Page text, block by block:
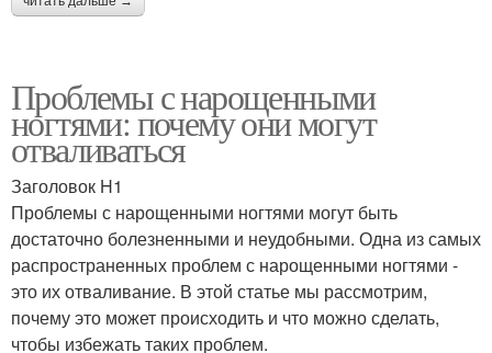
Проблемы с нарощенными
ногтями: почему они могут
отваливаться
Заголовок H1
Проблемы с нарощенными ногтями могут быть
достаточно болезненными и неудобными. Одна из самых
распространенных проблем с нарощенными ногтями -
это их отваливание. В этой статье мы рассмотрим,
почему это может происходить и что можно сделать,
чтобы избежать таких проблем.